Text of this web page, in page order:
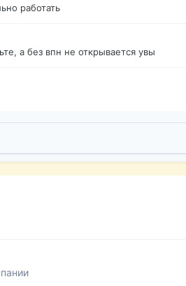
работать
а без впн не открывается увы